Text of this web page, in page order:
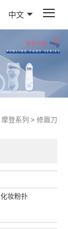
中文
摩登系列 > 修眉刀
化妆粉扑